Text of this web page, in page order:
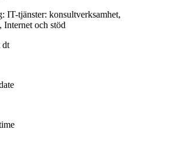
IT-tjänster: konsultverksamhet,
och stöd
dt